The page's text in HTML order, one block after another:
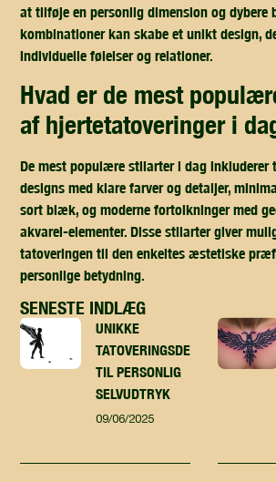
at tilføje en personlig dimension og dybere
kombinationer kan skabe et unikt design,
individuelle følelser og relationer.
hvad er de mest populære stilarter
af hjertetatoveringer i
De mest populære stilarter i dag inkluderer
designs med klare farver og detaljer,
sort blæk, og moderne fortolkninger med
akvarel-elementer. Disse stilarter giver
tatoveringen til den enkeltes æstetiske
personlige betydning.
SENESTE INDLÆG
UNIKKE
TATOVERINGSDESIGN
TIL PERSONLIG
SELVUDTRYK
09/06/2025